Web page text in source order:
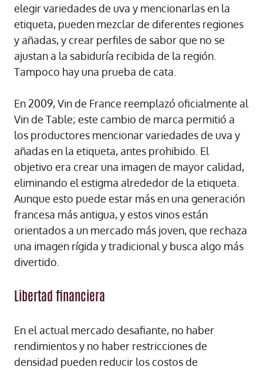
elegir variedades de uva y mencionarlas en la
etiqueta, pueden mezclar de diferentes regiones
y añadas, y crear perfiles de sabor que no se
ajustan a la sabiduría recibida de la región.
Tampoco hay una prueba de cata.
En 2009, Vin de France reemplazó oficialmente al
Vin de Table; este cambio de marca permitió a
los productores mencionar variedades de uva y
añadas en la etiqueta, antes prohibido. El
objetivo era crear una imagen de mayor calidad,
eliminando el estigma alrededor de la etiqueta.
Aunque esto puede estar más en una generación
francesa más antigua, y estos vinos están
orientados a un mercado más joven, que rechaza
una imagen rígida y tradicional y busca algo más
divertido.
Libertad financiera
En el actual mercado desafiante, no haber
rendimientos y no haber restricciones de
densidad pueden reducir los costos de